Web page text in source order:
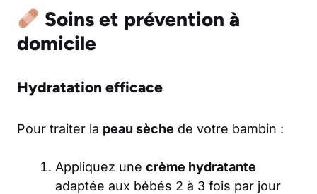
Soins et prévention à
domicile
Hydratation efficace
Pour traiter la peau sèche de votre bambin :
Appliquez une crème hydratante
adaptée aux bébés 2 à 3 fois par jour